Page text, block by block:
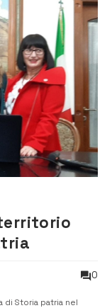
0
di Storia patria nel